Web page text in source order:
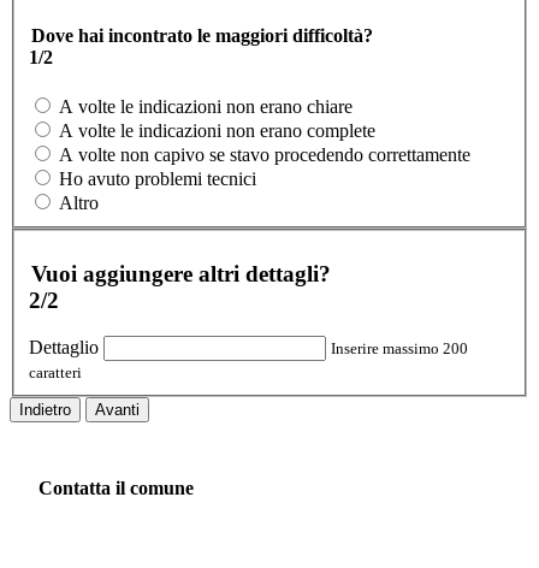
Dove hai incontrato le maggiori difficoltà?
1/2
A volte le indicazioni non erano chiare
A volte le indicazioni non erano complete
A volte non capivo se stavo procedendo correttamente
Ho avuto problemi tecnici
Altro
Vuoi aggiungere altri dettagli?
2/2
Dettaglio
Inserire massimo 200
caratteri
Indietro Avanti
Contatta il comune